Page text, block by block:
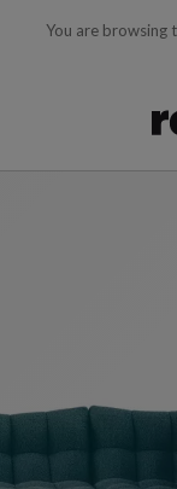
You are browsing
aquí debajo acorde